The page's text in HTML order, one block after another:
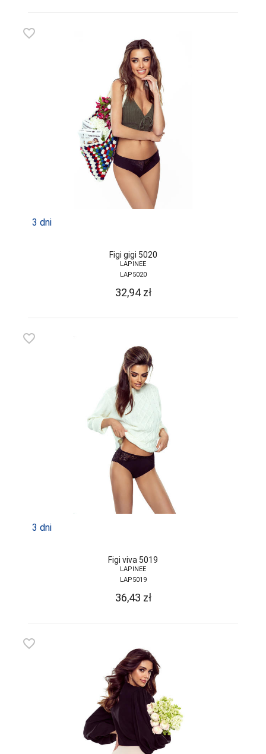
favorite_border
3 dni
Figi gigi 5020
LAPINEE
LAP5020
32,94 zł
favorite_border
3 dni
Figi viva 5019
LAPINEE
LAP5019
36,43 zł
favorite_border